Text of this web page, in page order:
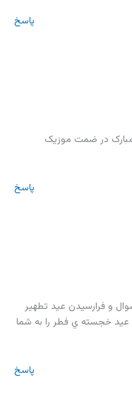
پاسخ
مبارک در ضمت موزیک
پاسخ
و فرارسيدن عيد تطهير
عيد خجسته ي فطر را به شما
پاسخ